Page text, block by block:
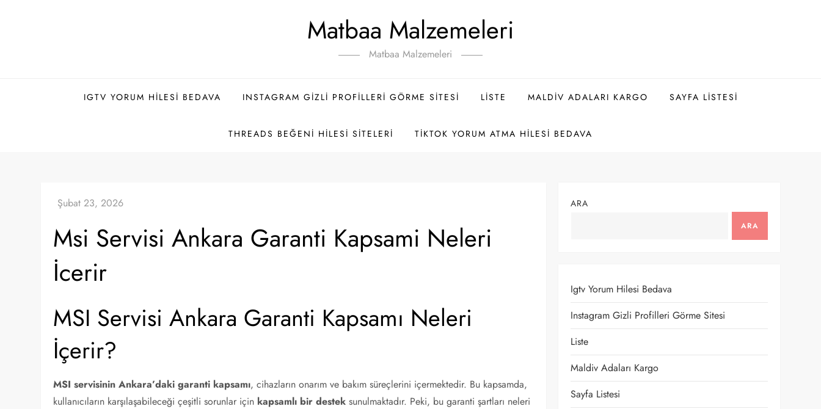
Matbaa Malzemeleri
Matbaa Malzemeleri
IGTV YORUM HILESI BEDAVA INSTAGRAM GIZLI PROFILLERI GÖRME SITESI LISTE MALDIV ADALARI KARGO SAYFA LISTESI
THREADS BEĞENI HILESI SITELERI TIKTOK YORUM ATMA HILESI BEDAVA
Msi Servisi Ankara Garanti Kapsami Neleri
İcerir
MSI Servisi Ankara Garanti Kapsamı Neleri
İçerir?
MSI servisinin Ankara’daki garanti kapsamı, cihazların onarım ve bakım süreçlerini içermektedir. Bu kapsamda,
kullanıcıların karşılaşabileceği çeşitli sorunlar için kapsamlı bir destek sunulmaktadır. Peki, bu garanti şartları neleri
ARA
ARA
Igtv Yorum Hilesi Bedava
Instagram Gizli Profilleri Görme Sitesi
Liste
Maldiv Adaları Kargo
Sayfa Listesi